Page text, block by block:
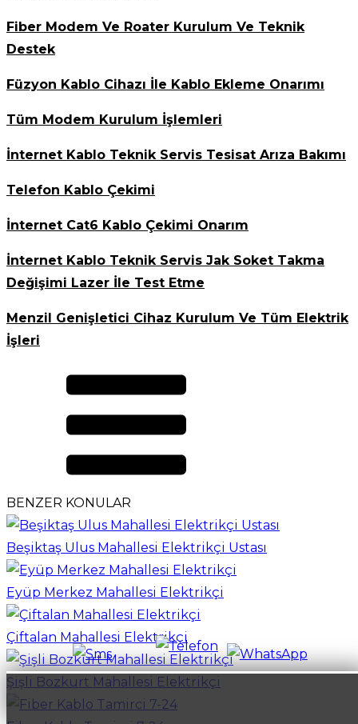
Fiber Modem Ve Roater Kurulum Ve Teknik
Destek
Füzyon Kablo Cihazı İle Kablo Ekleme Onarımı
Tüm Modem Kurulum İşlemleri
İnternet Kablo Teknik Servis Tesisat Arıza Bakımı
Telefon Kablo Çekimi
İnternet Cat6 Kablo Çekimi Onarım
İnternet Kablo Teknik Servis Jak Soket Takma
Değişimi Lazer İle Test Etme
Menzil Genişletici Cihaz Kurulum Ve Tüm Elektrik
İşleri
BENZER KONULAR
Beşiktaş Ulus Mahallesi Elektrikçi Ustası
Eyüp Merkez Mahallesi Elektrikçi
Çiftalan Mahallesi Elektrikçi
Şişli Bozkurt Mahallesi Elektrikçi